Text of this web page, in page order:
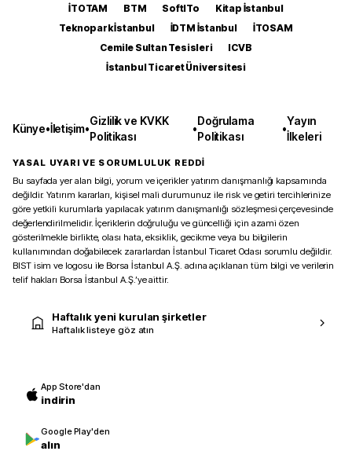
İTOTAM BTM SoftITo
Kitap İstanbul
Teknopark İstanbul
İDTM İstanbul
İTOSAM
Cemile Sultan Tesisleri
ICVB
İstanbul Ticaret Üniversitesi
Künye•İletişim•
Gizlilik ve KVKK
Politikası
•
Doğrulama
Politikası
•
Yayın
İlkeleri
YASAL UYARI VE SORUMLULUK REDDİ
Bu sayfada yer alan bilgi, yorum ve içerikler yatırım danışmanlığı kapsamında
değildir. Yatırım kararları, kişisel mali durumunuz ile risk ve getiri tercihlerinize
göre yetkili kurumlarla yapılacak yatırım danışmanlığı sözleşmesi çerçevesinde
değerlendirilmelidir. İçeriklerin doğruluğu ve güncelliği için azami özen
gösterilmekle birlikte, olası hata, eksiklik, gecikme veya bu bilgilerin
kullanımından doğabilecek zararlardan İstanbul Ticaret Odası sorumlu değildir.
BIST isim ve logosu ile Borsa İstanbul A.Ş. adına açıklanan tüm bilgi ve verilerin
telif hakları Borsa İstanbul A.Ş.’ye aittir.
Haftalık yeni kurulan şirketler
Haftalık listeye göz atın
App Store'dan
indirin
Google Play'den
alın